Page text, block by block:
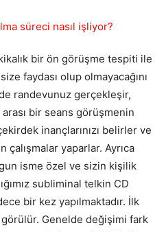
süreci nasıl işliyor?
bir ön görüşme tespiti ile
faydası olup olmayacağını
randevunuz gerçekleşir,
bir seans görüşmenin
inançlarınızı belirler ve
çalışmalar yaparlar. Ayrıca
isme özel ve sizin kişilik
subliminal telkin CD
bir kez yapılmaktadır. İlk
Genelde değişimi fark